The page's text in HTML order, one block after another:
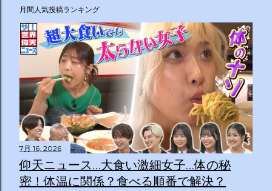
月間人気投稿ランキング
7月 16, 2026
仰天ニュース…大食い激細女子…体の秘
密！体温に関係？食べる順番で解決？